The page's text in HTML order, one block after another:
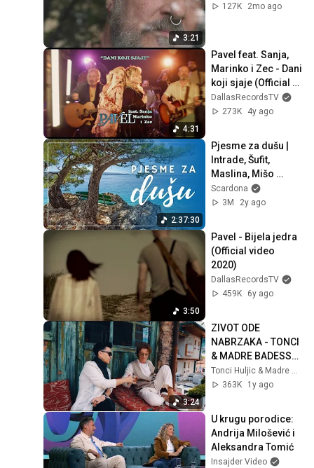
3:21
127K
2mo ago
4:31
Pavel feat. Sanja,
Marinko i Zec - Dani
koji sjaje (Official
video)
DallasRecordsTV
273K
4y ago
2:37:30
Pjesme za dušu |
Intrade, Šufit,
Maslina, Mišo
Kovač, Coce... |
Soul of Dalmatia |
Scardona
3M
2y ago
3:50
Pavel - Bijela jedra
(Official video
2020)
DallasRecordsTV
459K
6y ago
3:24
ZIVOT ODE
NABRZAKA - TONCI
& MADRE BADESSA
FT. AMIRA
MEDUNJANIN
363K
1y ago
U krugu porodice:
Andrija Milošević i
Aleksandra Tomić
Insajder Video